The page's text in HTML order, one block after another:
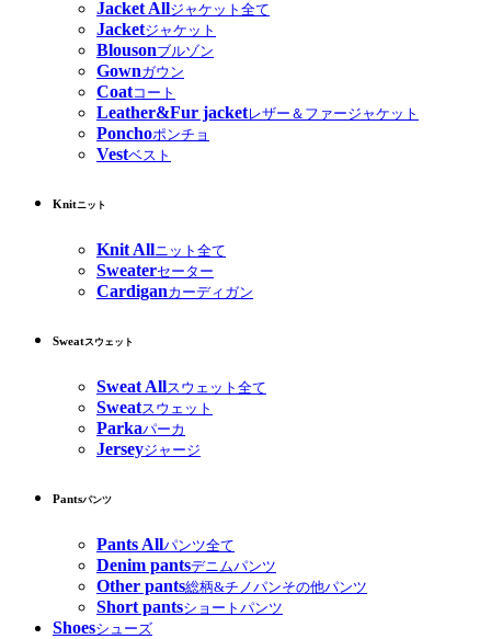
Jacket Allジャケット全て
Jacketジャケット
Blousonブルゾン
Gownガウン
Coatコート
Leather&Fur jacketレザー＆ファージャケット
Ponchoポンチョ
Vestベスト
Knitニット
Knit Allニット全て
Sweaterセーター
Cardiganカーディガン
Sweatスウェット
Sweat Allスウェット全て
Sweatスウェット
Parkaパーカ
Jerseyジャージ
Pantsパンツ
Pants Allパンツ全て
Denim pantsデニムパンツ
Other pants総柄&チノパンその他パンツ
Short pantsショートパンツ
Shoesシューズ